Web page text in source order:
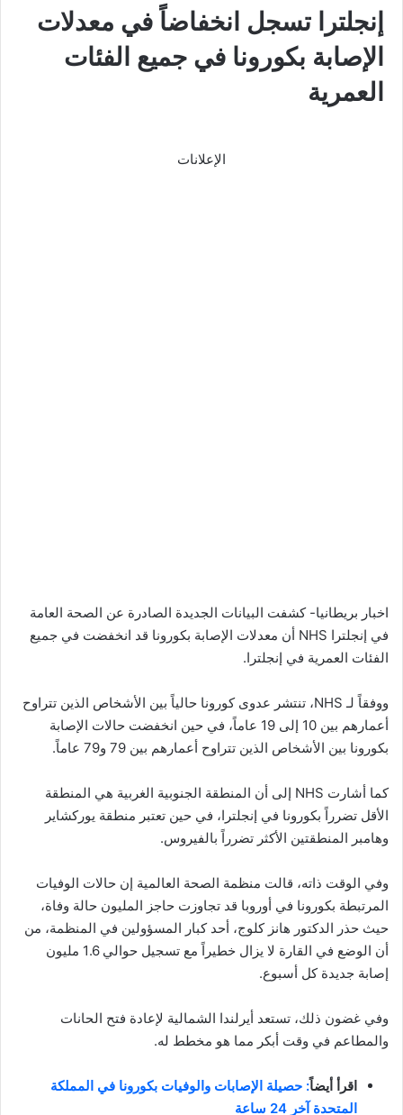
إنجلترا تسجل انخفاضاً في معدلات
الإصابة بكورونا في جميع الفئات
العمرية
الإعلانات
اخبار بريطانيا- كشفت البيانات الجديدة الصادرة عن الصحة العامة
في إنجلترا NHS أن معدلات الإصابة بكورونا قد انخفضت في جميع
الفئات العمرية في إنجلترا.
ووفقاً لـ NHS، تنتشر عدوى كورونا حالياً بين الأشخاص الذين تتراوح
أعمارهم بين 10 إلى 19 عاماً، في حين انخفضت حالات الإصابة
بكورونا بين الأشخاص الذين تتراوح أعمارهم بين 79 و79 عاماً.
كما أشارت NHS إلى أن المنطقة الجنوبية الغربية هي المنطقة
الأقل تضرراً بكورونا في إنجلترا، في حين تعتبر منطقة يوركشاير
وهامبر المنطقتين الأكثر تضرراً بالفيروس.
وفي الوقت ذاته، قالت منظمة الصحة العالمية إن حالات الوفيات
المرتبطة بكورونا في أوروبا قد تجاوزت حاجز المليون حالة وفاة،
حيث حذر الدكتور هانز كلوج، أحد كبار المسؤولين في المنظمة، من
أن الوضع في القارة لا يزال خطيراً مع تسجيل حوالي 1.6 مليون
إصابة جديدة كل أسبوع.
وفي غضون ذلك، تستعد أيرلندا الشمالية لإعادة فتح الحانات
والمطاعم في وقت أبكر مما هو مخطط له.
اقرأ أيضاً: حصيلة الإصابات والوفيات بكورونا في المملكة
المتحدة آخر 24 ساعة